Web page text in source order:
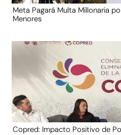
Meta Pagará Multa Millonaria
Menores
Copred: Impacto Positivo de